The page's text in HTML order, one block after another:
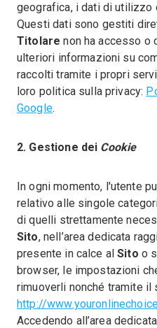
geografica, i dati di utilizzo
Questi dati sono gestiti
Titolare non ha accesso o
ulteriori informazioni su
raccolti tramite i propri
loro politica sulla privacy:
Google.
2. Gestione dei Cookie
In ogni momento, l'utente
relativo alle singole
di quelli strettamente
Sito, nell’area dedicata
presente in calce alSito o
browser, le impostazioni
rimuoverli nonché tramite il
http://
Accedendo all’area